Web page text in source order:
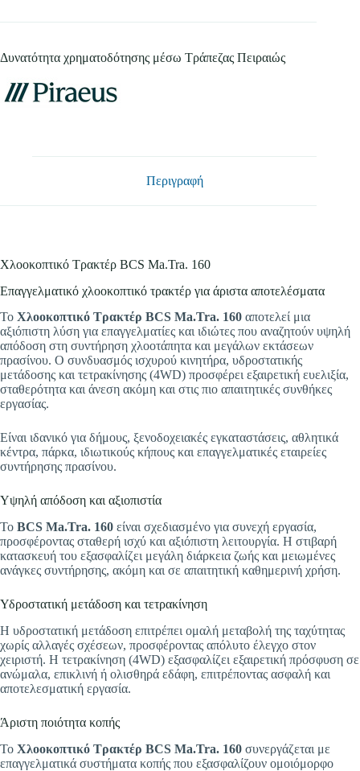
160
Δυνατότητα χρηματοδότησης μέσω Τράπεζας Πειραιώς
Περιγραφή
Χλοοκοπτικό Τρακτέρ BCS Ma.Tra. 160
Επαγγελματικό χλοοκοπτικό τρακτέρ για άριστα αποτελέσματα
Το Χλοοκοπτικό Τρακτέρ BCS Ma.Tra. 160 αποτελεί μια
αξιόπιστη λύση για επαγγελματίες και ιδιώτες που αναζητούν υψηλή
απόδοση στη συντήρηση χλοοτάπητα και μεγάλων εκτάσεων
πρασίνου. Ο συνδυασμός ισχυρού κινητήρα, υδροστατικής
μετάδοσης και τετρακίνησης (4WD) προσφέρει εξαιρετική ευελιξία,
σταθερότητα και άνεση ακόμη και στις πιο απαιτητικές συνθήκες
εργασίας.
Είναι ιδανικό για δήμους, ξενοδοχειακές εγκαταστάσεις, αθλητικά
κέντρα, πάρκα, ιδιωτικούς κήπους και επαγγελματικές εταιρείες
συντήρησης πρασίνου.
Υψηλή απόδοση και αξιοπιστία
Το BCS Ma.Tra. 160 είναι σχεδιασμένο για συνεχή εργασία,
προσφέροντας σταθερή ισχύ και αξιόπιστη λειτουργία. Η στιβαρή
κατασκευή του εξασφαλίζει μεγάλη διάρκεια ζωής και μειωμένες
ανάγκες συντήρησης, ακόμη και σε απαιτητική καθημερινή χρήση.
Υδροστατική μετάδοση και τετρακίνηση
Η υδροστατική μετάδοση επιτρέπει ομαλή μεταβολή της ταχύτητας
χωρίς αλλαγές σχέσεων, προσφέροντας απόλυτο έλεγχο στον
χειριστή. Η τετρακίνηση (4WD) εξασφαλίζει εξαιρετική πρόσφυση σε
ανώμαλα, επικλινή ή ολισθηρά εδάφη, επιτρέποντας ασφαλή και
αποτελεσματική εργασία.
Άριστη ποιότητα κοπής
Το Χλοοκοπτικό Τρακτέρ BCS Ma.Tra. 160 συνεργάζεται με
επαγγελματικά συστήματα κοπής που εξασφαλίζουν ομοιόμορφο